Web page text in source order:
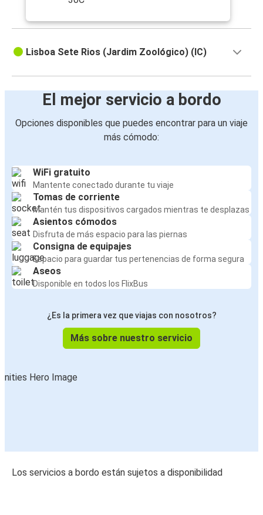
Lisboa Sete Rios (Jardim Zoológico) (IC)
El mejor servicio a bordo
Opciones disponibles que puedes encontrar para un viaje
más cómodo:
WiFi gratuito
Mantente conectado durante tu viaje
Tomas de corriente
Mantén tus dispositivos cargados mientras te desplazas
Asientos cómodos
Disfruta de más espacio para las piernas
Consigna de equipajes
Espacio para guardar tus pertenencias de forma segura
Aseos
Disponible en todos los FlixBus
¿Es la primera vez que viajas con nosotros?
Más sobre nuestro servicio
Los servicios a bordo están sujetos a disponibilidad